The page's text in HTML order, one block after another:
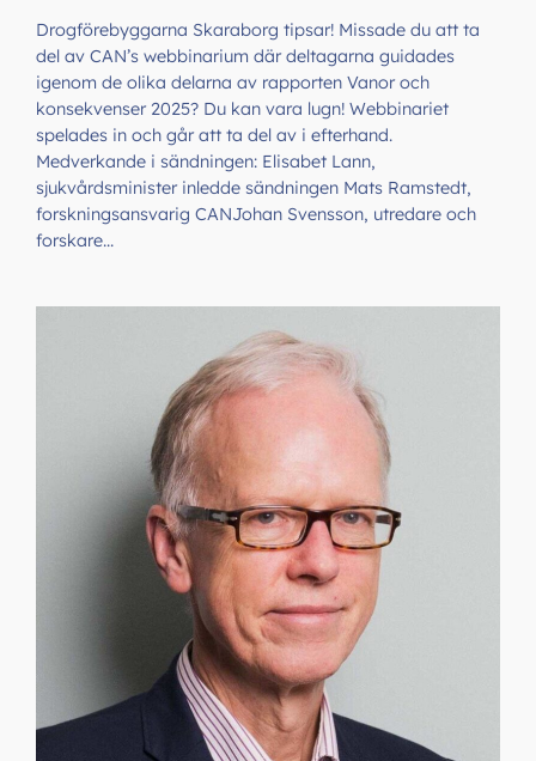
Drogförebyggarna Skaraborg tipsar! Missade du att ta
del av CAN’s webbinarium där deltagarna guidades
igenom de olika delarna av rapporten Vanor och
konsekvenser 2025? Du kan vara lugn! Webbinariet
spelades in och går att ta del av i efterhand.
Medverkande i sändningen: Elisabet Lann,
sjukvårdsminister inledde sändningen Mats Ramstedt,
forskningsansvarig CANJohan Svensson, utredare och
forskare…